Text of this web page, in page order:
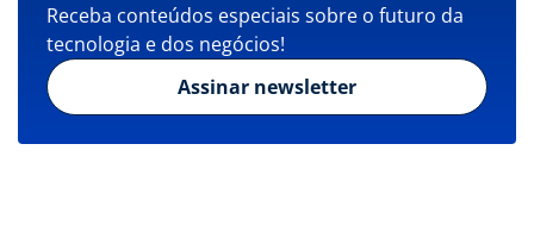
Receba conteúdos especiais sobre o futuro da
tecnologia e dos negócios!
Assinar newsletter